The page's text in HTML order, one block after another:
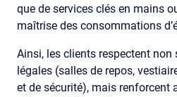
que de services clés en mains
maîtrise des consommations
Ainsi, les clients respectent non
légales (salles de repos,
et de sécurité), mais renforcent